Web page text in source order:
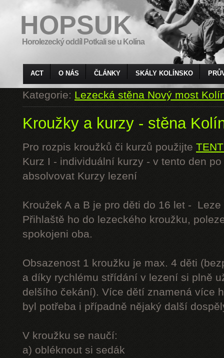
HOPSUK
Horolezecký oddíl Potkali se u Kolína
ACT O NÁS ČLÁNKY SKÁLY KOLÍNSKO
Kategorie:Lezecká stěna Nový most
Kroužky a kurzy - stěna
Pro rozpis kroužků či kurzů použijte
Kurz I - individuální kurzy - v tento den
absolvovat Kurzy lezení
Kroužek A a B je pro děti do 16 let -
Přihlaště ho do lezeckého kroužku,
spokojeni oba.
Obsazenost 1 kroužku je max. 4 děti
a díky rychlému střídání v lezení si plně
delšího čekání). Více dětí znamená více
byl potřeba i případně nějaký další
V kroužku se naučí:
a) obléknout si sedák